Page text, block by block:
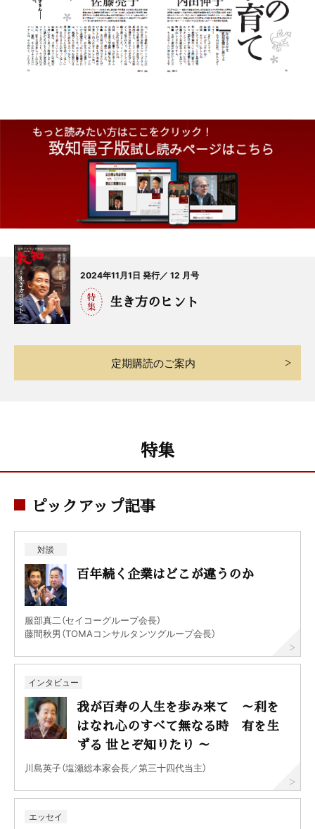
2024年11月1日 発行／ 12 月号
生き方のヒント
定期購読のご案内
特集
ピックアップ記事
対談
百年続く企業はどこが違うのか
服部真二（セイコーグループ会長）
藤間秋男（TOMAコンサルタンツグループ会長）
インタビュー
我が百寿の人生を歩み来て ～利を
はなれ心のすべて無なる時 有を生
ずる 世とぞ知りたり ～
川島英子（塩瀬総本家会長／第三十四代当主）
エッセイ